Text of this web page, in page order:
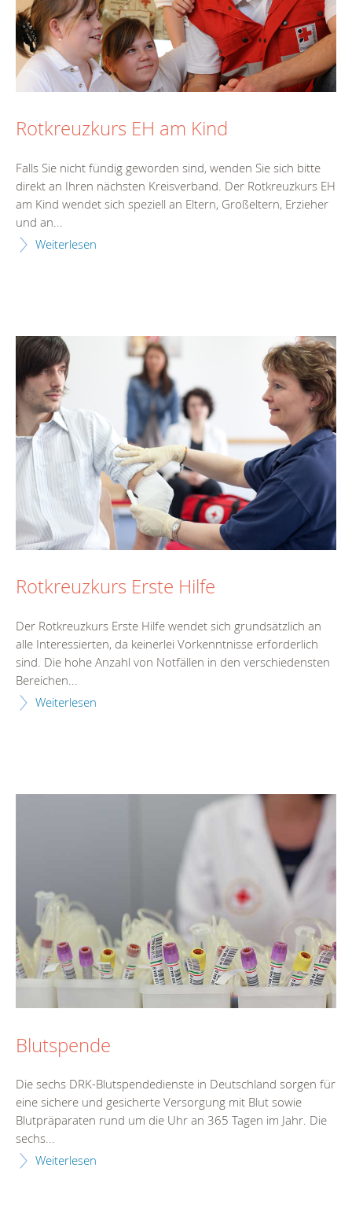
Rotkreuzkurs EH am Kind
Falls Sie nicht fündig geworden sind, wenden Sie sich bitte
direkt an Ihren nächsten Kreisverband. Der Rotkreuzkurs EH
am Kind wendet sich speziell an Eltern, Großeltern, Erzieher
und an...
Weiterlesen
Rotkreuzkurs Erste Hilfe
Der Rotkreuzkurs Erste Hilfe wendet sich grundsätzlich an
alle Interessierten, da keinerlei Vorkenntnisse erforderlich
sind. Die hohe Anzahl von Notfällen in den verschiedensten
Bereichen...
Weiterlesen
Blutspende
Die sechs DRK-Blutspendedienste in Deutschland sorgen für
eine sichere und gesicherte Versorgung mit Blut sowie
Blutpräparaten rund um die Uhr an 365 Tagen im Jahr. Die
sechs...
Weiterlesen